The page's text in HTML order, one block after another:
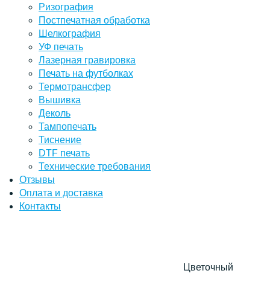
Ризография
Постпечатная обработка
Шелкография
УФ печать
Лазерная гравировка
Печать на футболках
Термотрансфер
Вышивка
Деколь
Тампопечать
Тиснение
DTF печать
Технические требования
Отзывы
Оплата и доставка
Контакты
Цветочный